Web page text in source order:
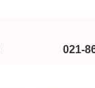
021-